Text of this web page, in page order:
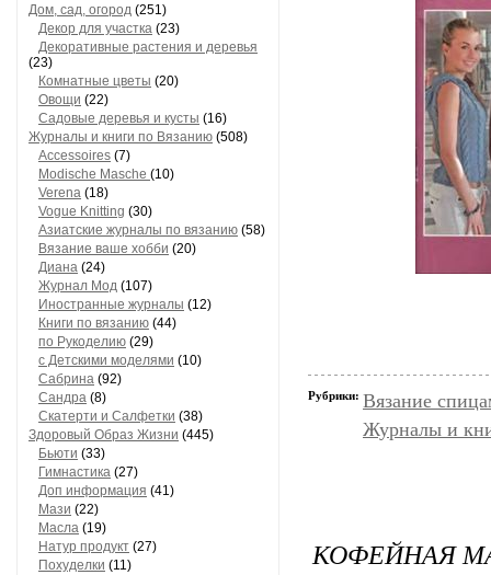
Дом, сад, огород (251)
Декор для участка (23)
Декоративные растения и деревья
(23)
Комнатные цветы (20)
Овощи (22)
Садовые деревья и кусты (16)
Журналы и книги по Вязанию (508)
Accessoires (7)
Modische Masche (10)
Verena (18)
Vogue Knitting (30)
Азиатские журналы по вязанию (58)
Вязание ваше хобби (20)
Диана (24)
Журнал Мод (107)
Иностранные журналы (12)
Книги по вязанию (44)
по Рукоделию (29)
с Детскими моделями (10)
Сабрина (92)
Сандра (8)
Скатерти и Салфетки (38)
Здоровый Образ Жизни (445)
Бьюти (33)
Гимнастика (27)
Доп информация (41)
Мази (22)
Масла (19)
Натур продукт (27)
Похуделки (11)
Рубрики: Вязание
Журналы и
КОФЕЙНАЯ